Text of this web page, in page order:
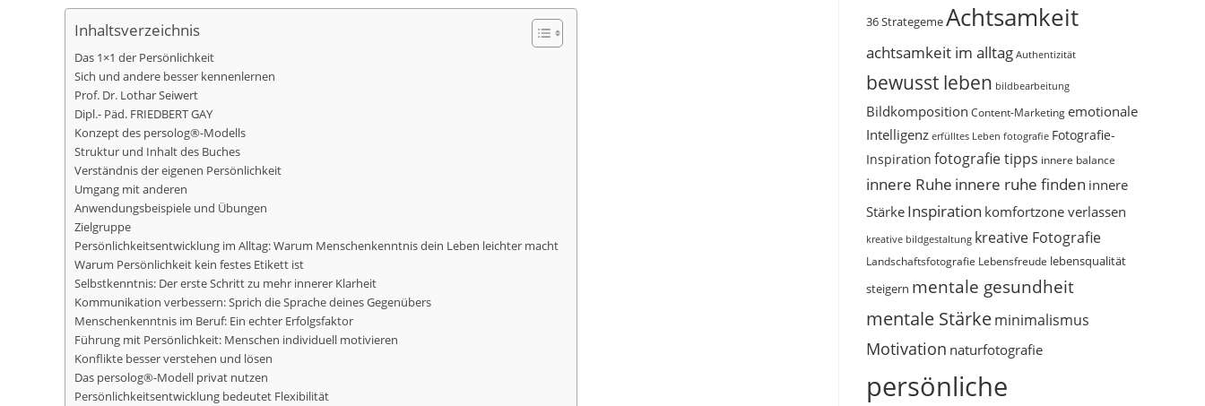
Inhaltsverzeichnis
Das 1×1 der Persönlichkeit
Sich und andere besser kennenlernen
Prof. Dr. Lothar Seiwert
Dipl.- Päd. FRIEDBERT GAY
Konzept des persolog®-Modells
Struktur und Inhalt des Buches
Verständnis der eigenen Persönlichkeit
Umgang mit anderen
Anwendungsbeispiele und Übungen
Zielgruppe
Persönlichkeitsentwicklung im Alltag: Warum Menschenkenntnis dein Leben leichter macht
Warum Persönlichkeit kein festes Etikett ist
Selbstkenntnis: Der erste Schritt zu mehr innerer Klarheit
Kommunikation verbessern: Sprich die Sprache deines Gegenübers
Menschenkenntnis im Beruf: Ein echter Erfolgsfaktor
Führung mit Persönlichkeit: Menschen individuell motivieren
Konflikte besser verstehen und lösen
Das persolog®-Modell privat nutzen
Persönlichkeitsentwicklung bedeutet Flexibilität
36 StrategemeAchtsamkeit
achtsamkeit im alltag Authentizität
bewusst leben bildbearbeitung
Bildkomposition Content-Marketingemotionale
Intelligenz erfülltes Leben fotografie Fotografie-
Inspiration fotografie tipps innere balance
innere Ruhe innere ruhe finden innere
Stärke Inspiration komfortzone verlassen
kreative bildgestaltung kreative Fotografie
Landschaftsfotografie Lebensfreude lebensqualität
steigern mentale gesundheit
mentale Stärkeminimalismus
Motivation naturfotografie
persönliche